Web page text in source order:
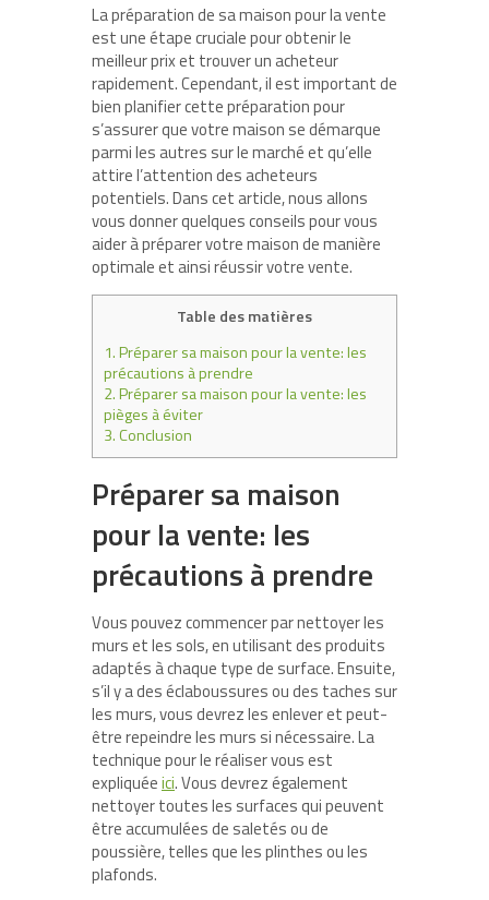
La préparation de sa maison pour la vente
est une étape cruciale pour obtenir le
meilleur prix et trouver un acheteur
rapidement. Cependant, il est important de
bien planifier cette préparation pour
s’assurer que votre maison se démarque
parmi les autres sur le marché et qu’elle
attire l’attention des acheteurs
potentiels. Dans cet article, nous allons
vous donner quelques conseils pour vous
aider à préparer votre maison de manière
optimale et ainsi réussir votre vente.
Table des matières
1.Préparer sa maison pour la vente: les
précautions à prendre
2.Préparer sa maison pour la vente: les
pièges à éviter
3.Conclusion
Préparer sa maison
pour la vente: les
précautions à prendre
Vous pouvez commencer par nettoyer les
murs et les sols, en utilisant des produits
adaptés à chaque type de surface. Ensuite,
s’il y a des éclaboussures ou des taches sur
les murs, vous devrez les enlever et peut-
être repeindre les murs si nécessaire. La
technique pour le réaliser vous est
expliquéeici. Vous devrez également
nettoyer toutes les surfaces qui peuvent
être accumulées de saletés ou de
poussière, telles que les plinthes ou les
plafonds.